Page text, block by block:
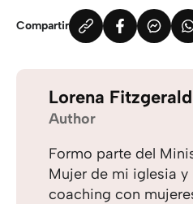
Compartir
Lorena Fitzgerald
Author
Formo parte del
Mujer de mi iglesia y
coaching con